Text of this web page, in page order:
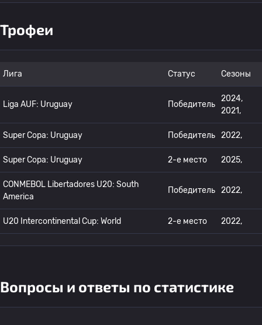
Трофеи
Лига Статус Сезоны
Liga AUF: Uruguay Победитель
2024,
2021,
Super Copa: Uruguay Победитель 2022,
Super Copa: Uruguay 2-е место 2025,
CONMEBOL Libertadores U20: South
America
Победитель 2022,
U20 Intercontinental Cup: World 2-е место 2022,
Вопросы и ответы по статистике